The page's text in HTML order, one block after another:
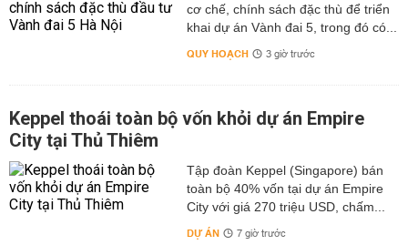
cơ chế, chính sách đặc thù để triển
khai dự án Vành đai 5, trong đó có...
QUY HOẠCH 3 giờ trước
Keppel thoái toàn bộ vốn khỏi dự án Empire
City tại Thủ Thiêm
Tập đoàn Keppel (Singapore) bán
toàn bộ 40% vốn tại dự án Empire
City với giá 270 triệu USD, chấm...
DỰ ÁN 7 giờ trước